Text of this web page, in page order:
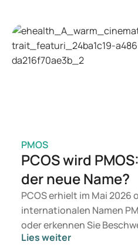
geeignet ist, entscheidet
Ihrer Gesundheit, Ihres
Medikamentenkonsums.
PMOS
PCOS wird
der neue Name?
PCOS erhielt im Mai 2026
internationalen Namen
oder erkennen Sie
passen? Medizinisch
Lies weiter